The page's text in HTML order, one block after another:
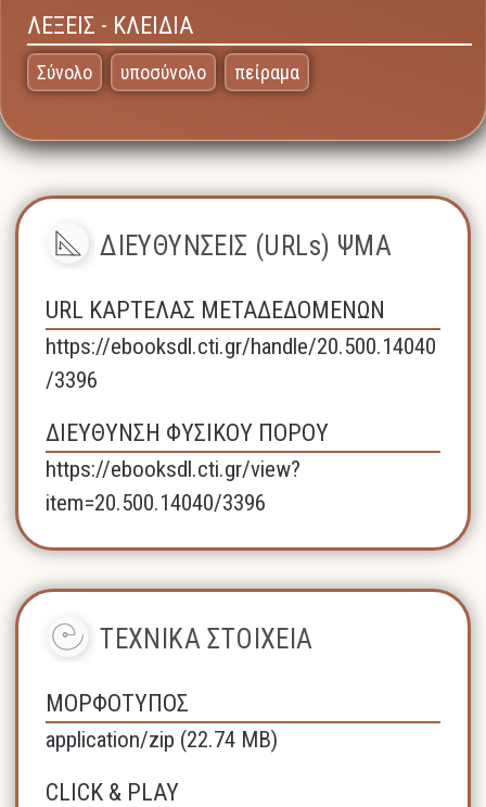
ΛΕΞΕΙΣ - ΚΛΕΙΔΙΑ
Σύνολο υποσύνολο πείραμα
ΔΙΕΥΘΥΝΣΕΙΣ (URLs) ΨΜΑ
URL ΚΑΡΤΕΛΑΣ ΜΕΤΑΔΕΔΟΜΕΝΩΝ
https://ebooksdl.cti.gr/handle/20.500.14040
/3396
ΔΙΕΥΘΥΝΣΗ ΦΥΣΙΚΟΥ ΠΟΡΟΥ
https://ebooksdl.cti.gr/view?
item=20.500.14040/3396
ΤΕΧΝΙΚΑ ΣΤΟΙΧΕΙΑ
ΜΟΡΦΟΤΥΠΟΣ
application/zip (22.74 MB)
CLICK & PLAY